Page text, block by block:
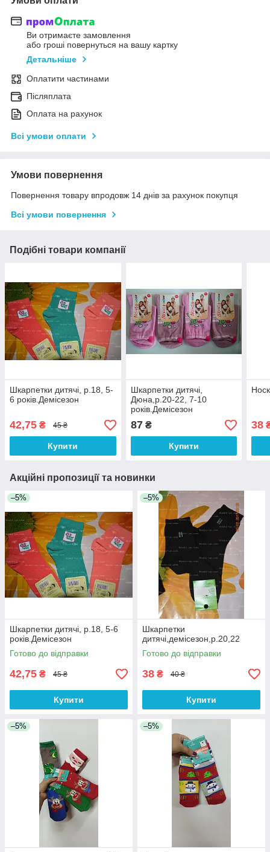
Ви отримаєте замовлення
або гроші повернуться на вашу картку
Детальніше
Оплатити частинами
Післяплата
Оплата на рахунок
Всі умови оплати
Умови повернення
Повернення товару впродовж 14 днів за рахунок покупця
Всі умови повернення
Подібні товари компанії
Шкарпетки дитячі, р.18, 5-
6 років.Демісезон
42,75 ₴ 45 ₴
Купити
Шкарпетки дитячі,
Дюна,р.20-22, 7-10
років.Демісезон
87₴
Купити
38
Акційні пропозиції та новинки
–5%
Шкарпетки дитячі, р.18, 5-6
років.Демісезон
Готово до відправки
42,75 ₴ 45 ₴
Купити
–5%
Шкарпетки
дитячі,демісезон,р.20,22
Готово до відправки
38 ₴ 40 ₴
Купити
–5% –5%